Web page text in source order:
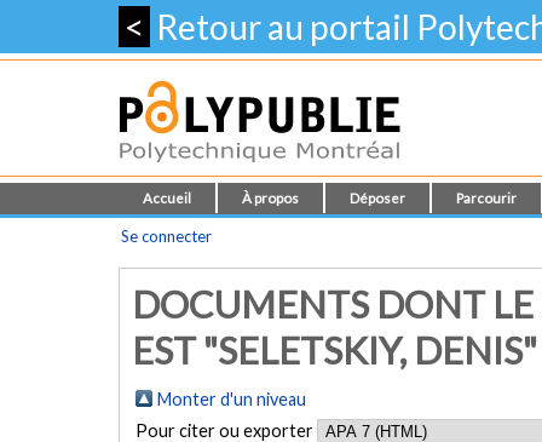
< Retour au portail
Accueil À propos Déposer Parcourir
Se connecter
DOCUMENTS DONT
EST "SELETSKIY, DENIS"
Monter d'un niveau
Pour citer ou exporter